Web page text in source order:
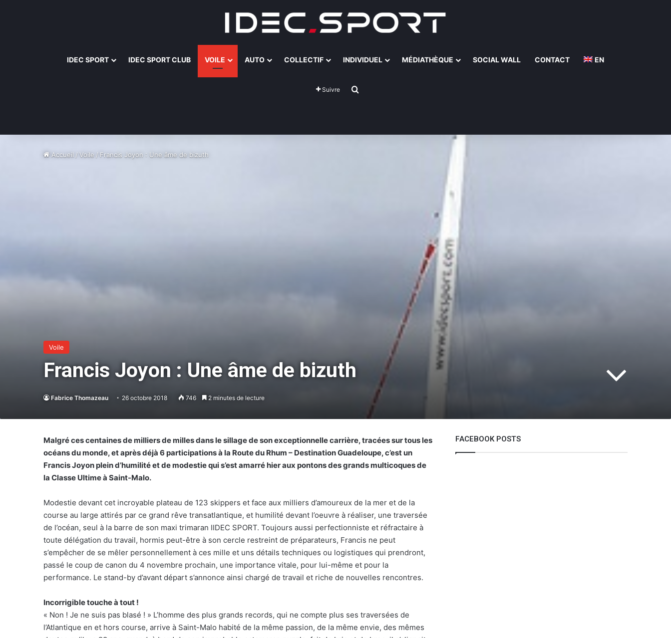
IDEC SPORT IDEC SPORT CLUB VOILE AUTO COLLECTIF INDIVIDUEL MÉDIATHÈQUE SOCIAL WALL CONTACT EN
Suivre
Accueil /Voile /Francis Joyon : Une âme de bizuth
Voile
Francis Joyon : Une âme de bizuth
Fabrice Thomazeau 26 octobre 2018 746 2 minutes de lecture
Malgré ces centaines de milliers de milles dans le sillage de son exceptionnelle carrière, tracées sur tous les
océans du monde, et après déjà 6 participations à la Route du Rhum – Destination Guadeloupe, c’est un
Francis Joyon plein d’humilité et de modestie qui s’est amarré hier aux pontons des grands multicoques de
la Classe Ultime à Saint-Malo.
Modestie devant cet incroyable plateau de 123 skippers et face aux milliers d’amoureux de la mer et de la
course au large attirés par ce grand rêve transatlantique, et humilité devant l’oeuvre à réaliser, une traversée
de l’océan, seul à la barre de son maxi trimaran IIDEC SPORT. Toujours aussi perfectionniste et réfractaire à
toute délégation du travail, hormis peut-être à son cercle restreint de préparateurs, Francis ne peut
s’empêcher de se mêler personnellement à ces mille et uns détails techniques ou logistiques qui prendront,
passé le coup de canon du 4 novembre prochain, une importance vitale, pour lui-même et pour la
performance. Le stand-by d’avant départ s’annonce ainsi chargé de travail et riche de nouvelles rencontres.
Incorrigible touche à tout !
« Non ! Je ne suis pas blasé ! » L’homme des plus grands records, qui ne compte plus ses traversées de
l’Atlantique en et hors course, arrive à Saint-Malo habité de la même passion, de la même envie, des mêmes
FACEBOOK POSTS